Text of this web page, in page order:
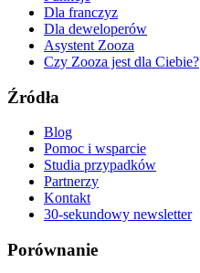
Dla franczyz
Dla deweloperów
Asystent Zooza
Czy Zooza jest dla Ciebie?
Źródła
Blog
Pomoc i wsparcie
Studia przypadków
Partnerzy
Kontakt
30-sekundowy newsletter
Porównanie